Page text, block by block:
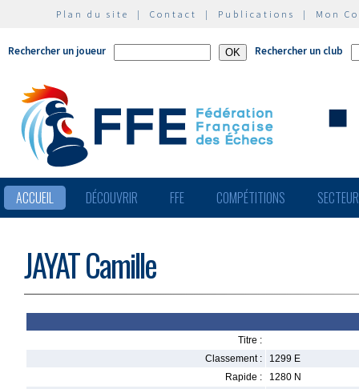
Plan du site | Contact | Publications | Mon
Rechercher un joueur Rechercher un club
ACCUEIL DÉCOUVRIR FFE COMPÉTITIONS
JAYAT Camille
Titre :
Classement :
1299 E
Rapide :
1280 N